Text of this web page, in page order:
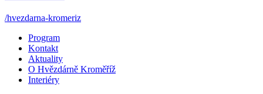
/hvezdarna-kromeriz
Program
Kontakt
Aktuality
O Hvězdárně Kroměříž
Interiéry